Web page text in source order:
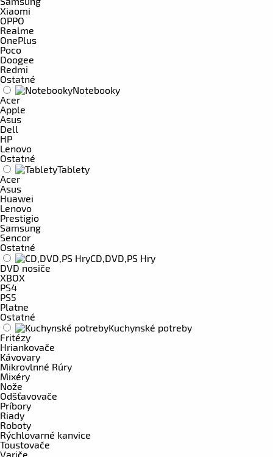
Xiaomi
OPPO
Realme
OnePlus
Poco
Doogee
Redmi
Ostatné
Notebooky
Acer
Apple
Asus
Dell
HP
Lenovo
Ostatné
Tablety
Acer
Asus
Huawei
Lenovo
Prestigio
Samsung
Sencor
Ostatné
CD,DVD,PS Hry
DVD nosiče
XBOX
PS4
PS5
Platne
Ostatné
Kuchynské potreby
Fritézy
Hriankovače
Kávovary
Mikrovlnné Rúry
Mixéry
Nože
Odšťavovače
Príbory
Riady
Roboty
Rýchlovarné kanvice
Toustovače
Variče